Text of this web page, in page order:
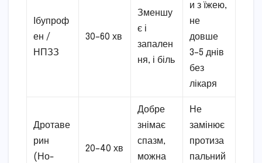
Ібупроф
ен /
НПЗЗ
30–60 хв
Зменшу
є і
запален
ня, і біль
и з їжею,
не
довше
3–5 днів
без
лікаря
Дротаве
рин
(Но-
20–40 хв
Добре
знімає
спазм,
можна
Не
замінює
протиза
пальний